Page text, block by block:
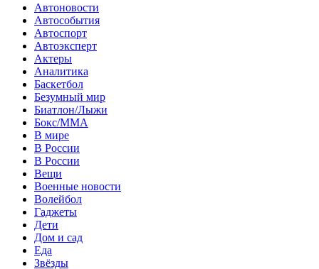
Автоновости
Автособытия
Автоспорт
Автоэксперт
Актеры
Аналитика
Баскетбол
Безумный мир
Биатлон/Лыжи
Бокс/MMA
В мире
В России
В России
Вещи
Военные новости
Волейбол
Гаджеты
Дети
Дом и сад
Еда
Звёзды